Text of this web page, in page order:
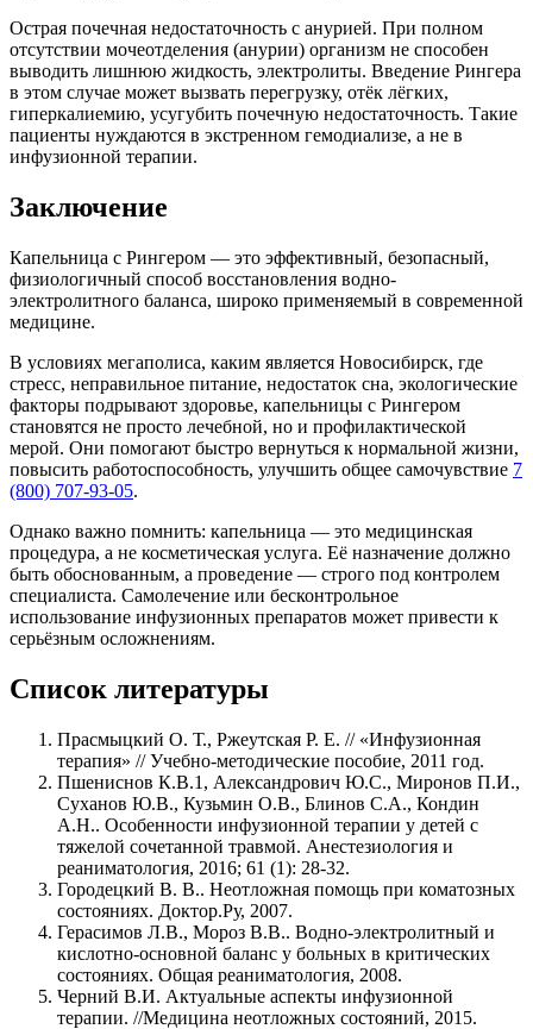
Острая почечная недостаточность с анурией. При полном
отсутствии мочеотделения (анурии) организм не способен
выводить лишнюю жидкость, электролиты. Введение Рингера
в этом случае может вызвать перегрузку, отёк лёгких,
гиперкалиемию, усугубить почечную недостаточность. Такие
пациенты нуждаются в экстренном гемодиализе, а не в
инфузионной терапии.
Заключение
Капельница с Рингером — это эффективный, безопасный,
физиологичный способ восстановления водно-
электролитного баланса, широко применяемый в современной
медицине.
В условиях мегаполиса, каким является Новосибирск, где
стресс, неправильное питание, недостаток сна, экологические
факторы подрывают здоровье, капельницы с Рингером
становятся не просто лечебной, но и профилактической
мерой. Они помогают быстро вернуться к нормальной жизни,
повысить работоспособность, улучшить общее самочувствие 7
(800) 707-93-05.
Однако важно помнить: капельница — это медицинская
процедура, а не косметическая услуга. Её назначение должно
быть обоснованным, а проведение — строго под контролем
специалиста. Самолечение или бесконтрольное
использование инфузионных препаратов может привести к
серьёзным осложнениям.
Список литературы
Прасмыцкий О. Т., Ржеутская Р. Е. // «Инфузионная
терапия» // Учебно-методические пособие, 2011 год.
Пшениснов К.В.1, Александрович Ю.С., Миронов П.И.,
Суханов Ю.В., Кузьмин О.В., Блинов С.А., Кондин
А.Н.. Особенности инфузионной терапии у детей с
тяжелой сочетанной травмой. Анестезиология и
реаниматология, 2016; 61 (1): 28-32.
Городецкий В. В.. Неотложная помощь при коматозных
состояниях. Доктор.Ру, 2007.
Герасимов Л.В., Мороз В.В.. Водно-электролитный и
кислотно-основной баланс у больных в критических
состояниях. Общая реаниматология, 2008.
Черний В.И. Актуальные аспекты инфузионной
терапии. //Медицина неотложных состояний, 2015.